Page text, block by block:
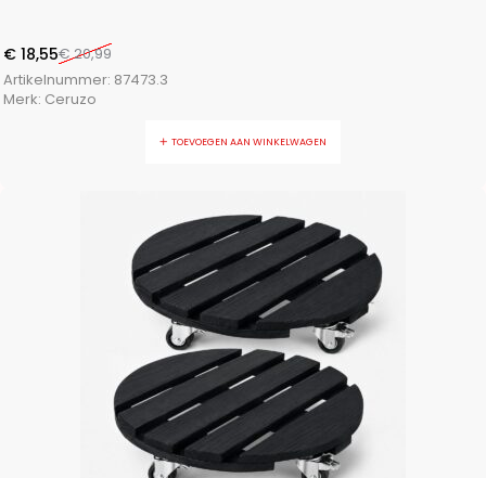
€20,99
€ 18,55
Artikelnummer: 87473.3
Merk: Ceruzo
TOEVOEGEN AAN WINKELWAGEN